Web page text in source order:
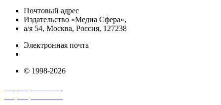
Почтовый адрес
Издательство «Медиа Сфера»,
а/я 54, Москва, Россия, 127238
Электронная почта
© 1998-2026